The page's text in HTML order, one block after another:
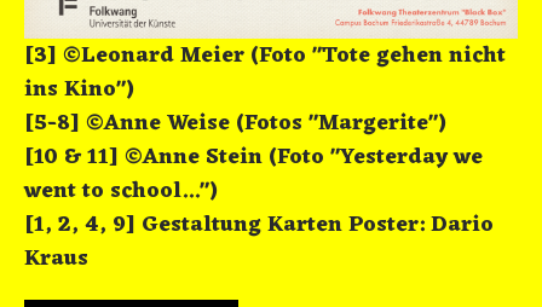
[3] ©Leonard Meier (Foto "Tote gehen nicht
ins Kino")
[5-8] ©Anne Weise (Fotos "Margerite")
[10 & 11] ©Anne Stein (Foto "Yesterday we
went to school...")
[1, 2, 4, 9] Gestaltung Karten Poster: Dario
Kraus